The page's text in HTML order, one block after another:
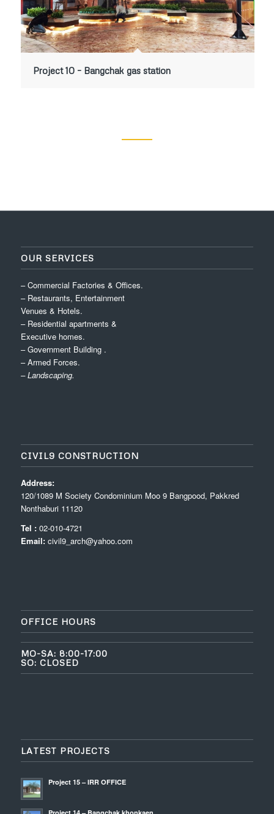
Project 10 – Bangchak gas station
OUR SERVICES
– Commercial Factories & Offices.
– Restaurants, Entertainment
Venues & Hotels.
– Residential apartments &
Executive homes.
– Government Building .
– Armed Forces.
– Landscaping.
CIVIL9 CONSTRUCTION
Address:
120/1089 M Society Condominium Moo 9 Bangpood, Pakkred
Nonthaburi 11120
Tel :02-010-4721
Email: civil9_arch@yahoo.com
OFFICE HOURS
MO-SA: 8:00-17:00
SO: CLOSED
LATEST PROJECTS
Project 15 – IRR OFFICE